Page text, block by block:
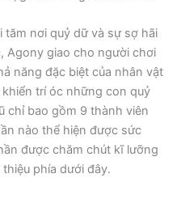
tăm nơi quỷ dữ và sự sợ hãi
Agony giao cho người chơi
năng đặc biệt của nhân vật
trí óc những con quỷ
chỉ bao gồm 9 thành viên
nào thể hiện được sức
được chăm chút kĩ lưỡng
phía dưới đây.